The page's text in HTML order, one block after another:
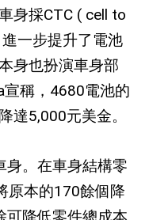
身採CTC ( cell to
一步提升了電池
身也扮演車身部
宣稱， 4680電池的
達5,000元美金。
身。在車身結構零
原本的170餘個降
可降低零件總成本